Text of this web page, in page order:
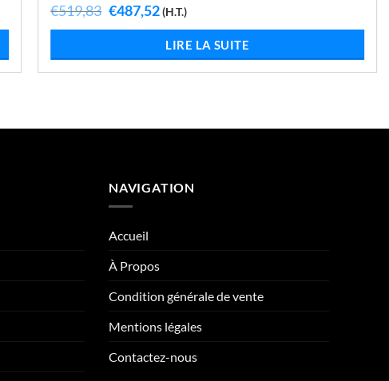
€519,83 Le
€487,52Le
actuel
est :
(H.T.)
LIRE LA SUITE
NAVIGATION
Accueil
À Propos
Condition générale de vente
Mentions légales
Contactez-nous